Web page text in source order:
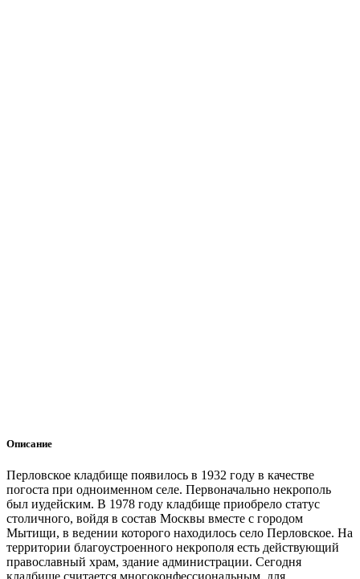
Описание
Перловское кладбище появилось в 1932 году в качестве
погоста при одноименном селе. Первоначально некрополь
был иудейским. В 1978 году кладбище приобрело статус
столичного, войдя в состав Москвы вместе с городом
Мытищи, в ведении которого находилось село Перловское. На
территории благоустроенного некрополя есть действующий
православный храм, здание администрации. Сегодня